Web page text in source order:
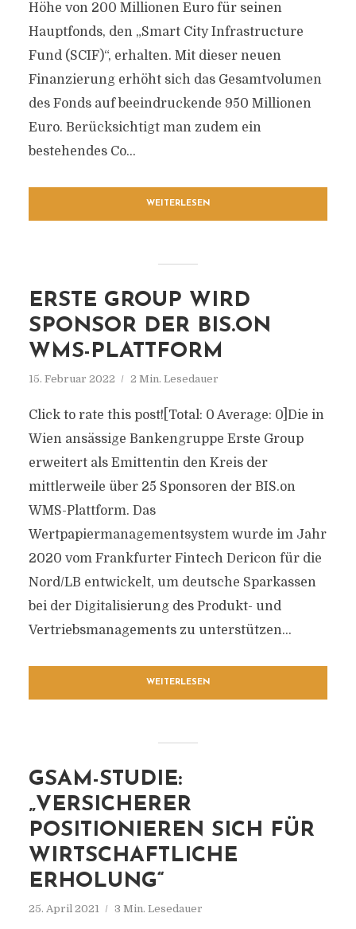
Höhe von 200 Millionen Euro für seinen
Hauptfonds, den „Smart City Infrastructure
Fund (SCIF)“, erhalten. Mit dieser neuen
Finanzierung erhöht sich das Gesamtvolumen
des Fonds auf beeindruckende 950 Millionen
Euro. Berücksichtigt man zudem ein
bestehendes Co...
WEITERLESEN
ERSTE GROUP WIRD
SPONSOR DER BIS.ON
WMS-PLATTFORM
15. Februar 2022 2 Min. Lesedauer
Click to rate this post![Total: 0 Average: 0]Die in
Wien ansässige Bankengruppe Erste Group
erweitert als Emittentin den Kreis der
mittlerweile über 25 Sponsoren der BIS.on
WMS-Plattform. Das
Wertpapiermanagementsystem wurde im Jahr
2020 vom Frankfurter Fintech Dericon für die
Nord/LB entwickelt, um deutsche Sparkassen
bei der Digitalisierung des Produkt- und
Vertriebsmanagements zu unterstützen...
WEITERLESEN
GSAM-STUDIE:
„VERSICHERER
POSITIONIEREN SICH FÜR
WIRTSCHAFTLICHE
ERHOLUNG“
25. April 2021 3 Min. Lesedauer